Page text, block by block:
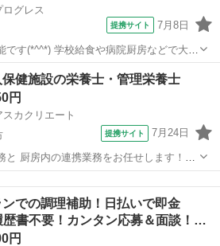
グレス
提携サイト 7月8日
す(*^^*) 学校給食や病院厨房などで大量
食程度となっています。 ■ 食事提
健施設の栄養士・管理栄養士
円
カクリエート
提携サイト 7月24日
厨房内の連携業務をお任せします！
)の「食」 を支えるやりがいのあるポジシ
ンでの調理補助！日払いで即金
書不要！カンタン応募＆面談！
円